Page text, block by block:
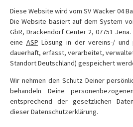
Diese Website wird vom SV Wacker 04
Die Website basiert auf dem System
GbR, Drackendorf Center 2, 07751
eine ASP Lösung in der vereins-/ und
dauerhaft, erfasst, verarbeitet,
Standort Deutschland) gespeichert
Wir nehmen den Schutz Deiner
behandeln Deine
entsprechend der gesetzlichen
dieser Datenschutzerklärung.